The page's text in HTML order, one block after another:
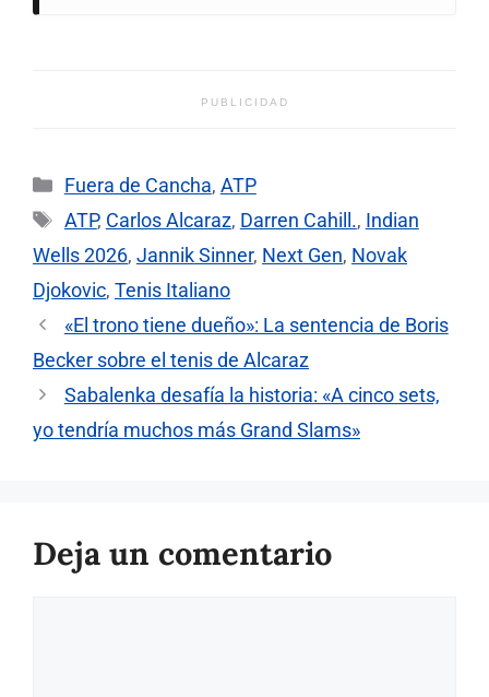
PUBLICIDAD
Categorías
Fuera de Cancha, ATP
Etiquetas
ATP, Carlos Alcaraz, Darren Cahill., Indian
Wells 2026, Jannik Sinner, Next Gen, Novak
Djokovic, Tenis Italiano
«El trono tiene dueño»: La sentencia de Boris
Becker sobre el tenis de Alcaraz
Sabalenka desafía la historia: «A cinco sets,
yo tendría muchos más Grand Slams»
Deja un comentario